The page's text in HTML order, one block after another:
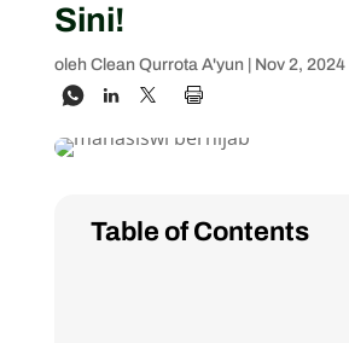
Sini!
oleh Clean Qurrota A'yun Nov 2, 2024|
Table of Contents